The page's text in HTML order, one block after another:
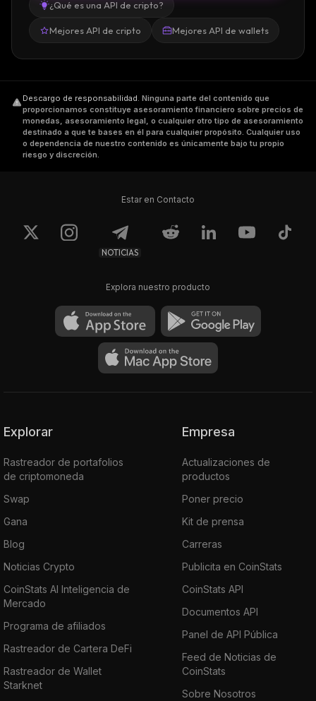
¿Qué es una API de cripto?
Mejores API de cripto Mejores API de wallets
Descargo de responsabilidad Ninguna parte del contenido que
proporcionamos constituye asesoramiento financiero sobre precios de
monedas, asesoramiento legal, o cualquier otro tipo de asesoramiento
destinado a que te bases en él para cualquier propósito. Cualquier uso
o dependencia de nuestro contenido es únicamente bajo tu propio
riesgo y discreción.
Estar en Contacto
NOTICIAS
Explora nuestro producto
Explorar
Rastreador de portafolios
de criptomoneda
Swap
Gana
Blog
Noticias Crypto
CoinStats AI Inteligencia de
Mercado
Programa de afiliados
Rastreador de Cartera DeFi
Rastreador de Wallet
Starknet
Empresa
Actualizaciones de
productos
Poner precio
Kit de prensa
Carreras
Publicita en CoinStats
CoinStats API
Documentos API
Panel de API Pública
Feed de Noticias de
CoinStats
Sobre Nosotros